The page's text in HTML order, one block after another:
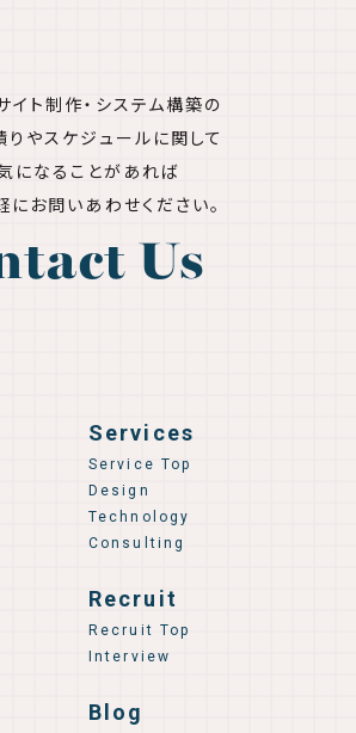
イト制作・システム構築の
りやスケジュールに関して
になることがあれば
にお問いあわせください。
Us
Services
Service Top
Design
Technology
Consulting
Recruit
Recruit Top
Interview
Blog